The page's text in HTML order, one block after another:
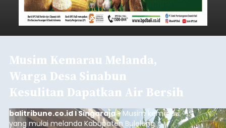
Musim Kemarau Melanda,
Warga Desa Sinabun
Kesulitan Dapatkan Air Bersih
balitribune.co.id I Singaraja -Musim kemarau
yang mulai melanda Kabupaten Buleleng